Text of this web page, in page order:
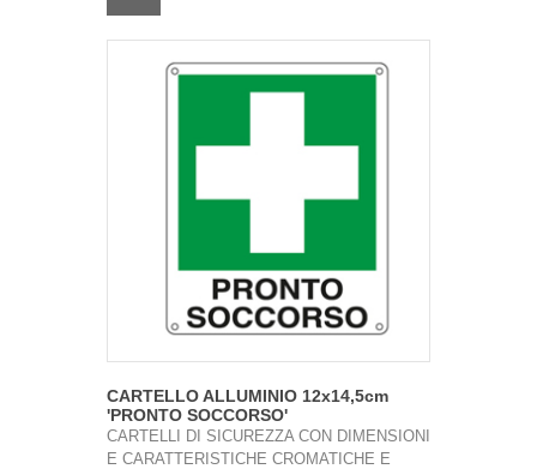
CARTELLO ALLUMINIO 12x14,5cm
'PRONTO SOCCORSO'
CARTELLI DI SICUREZZA CON DIMENSIONI
E CARATTERISTICHE CROMATICHE E